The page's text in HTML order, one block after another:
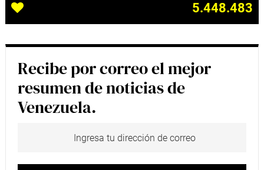
5.448.483
Recibe por correo el mejor
resumen de noticias de
Venezuela.